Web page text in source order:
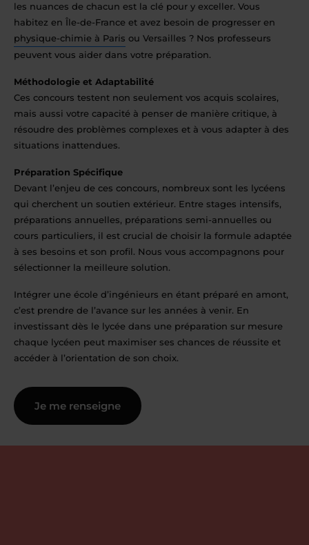
les nuances de chacun est la clé pour y exceller. Vous
habitez en Île-de-France et avez besoin de progresser en
physique-chimie à Paris ou Versailles ? Nos professeurs
peuvent vous aider dans votre préparation.
Méthodologie et Adaptabilité
Ces concours testent non seulement vos acquis scolaires,
mais aussi votre capacité à penser de manière critique, à
résoudre des problèmes complexes et à vous adapter à des
situations inattendues.
Préparation Spécifique
Devant l’enjeu de ces concours, nombreux sont les lycéens
qui cherchent un soutien extérieur. Entre stages intensifs,
préparations annuelles, préparations semi-annuelles ou
cours particuliers, il est crucial de choisir la formule adaptée
à ses besoins et son profil. Nous vous accompagnons pour
sélectionner la meilleure solution.
Intégrer une école d’ingénieurs en étant préparé en amont,
c’est prendre de l’avance sur les années à venir. En
investissant dès le lycée dans une préparation sur mesure
chaque lycéen peut maximiser ses chances de réussite et
accéder à l’orientation de son choix.
Je me renseigne